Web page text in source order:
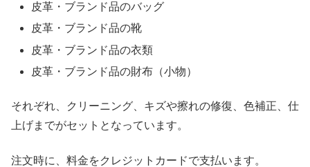
皮革・ブランド品のバッグ
皮革・ブランド品の靴
皮革・ブランド品の衣類
皮革・ブランド品の財布（小物）
それぞれ、クリーニング、キズや擦れの修復、色補正、仕
上げまでがセットとなっています。
注文時に、料金をクレジットカードで支払います。